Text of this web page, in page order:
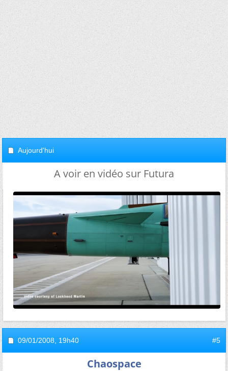
Aujourd'hui
A voir en vidéo sur Futura
09/01/2008, 19h40 #5
Chaospace